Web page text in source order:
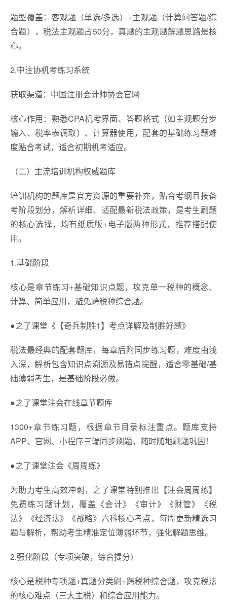
题型覆盖：客观题（单选/多选）+主观题（计算问答题/综
合题），税法主观题占50分，真题的主观题解题思路是核
心。
2.中注协机考练习系统
获取渠道：中国注册会计师协会官网
核心作用：熟悉CPA机考界面、答题格式（如主观题分步
输入、税率表调取）、计算器使用，配套的基础练习题难
度贴合考试，适合初期机考适应。
（二）主流培训机构权威题库
培训机构的题库是官方资源的重要补充，贴合考纲且按备
考阶段划分，解析详细、适配最新税法政策，是考生刷题
的核心选择，均有纸质版+电子版两种形式，推荐搭配使
用。
1.基础阶段
核心是章节练习+基础知识点题，攻克单一税种的概念、
计算、简单应用，避免跨税种综合题。
●之了课堂《【奇兵制胜1】考点详解及制胜好题》
税法最经典的配套题库，每章后附同步练习题，难度由浅
入深，解析包含知识点溯源及易错点提醒，适合零基础/基
础薄弱考生，是基础阶段必做。
●之了课堂注会在线章节题库
1300+章节练习题，根据章节目录标注重点。题库支持
APP、官网、小程序三端同步刷题，随时随地刷题巩固！
●之了课堂注会《周周练》
为助力考生高效冲刺，之了课堂特别推出【注会周周练】
免费练习题计划，覆盖《会计》《审计》《财管》《税
法》《经济法》《战略》六科核心考点，每周更新精选习
题与解析，帮助考生精准定位薄弱环节，强化解题思维。
2.强化阶段（专项突破，综合提分）
核心是税种专项题+真题分类刷+跨税种综合题，攻克税法
的核心难点（三大主税）和综合应用能力。